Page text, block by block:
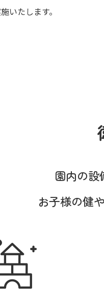
いたします。
園内の設
お子様の健